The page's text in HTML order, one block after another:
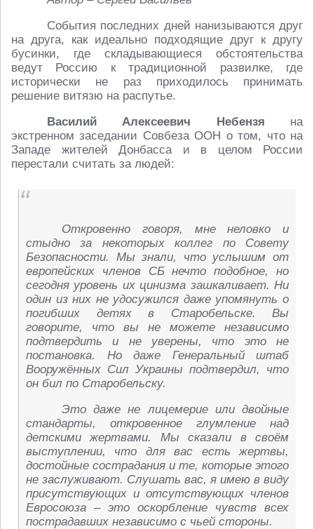
События последних дней нанизываются друг
на друга, как идеально подходящие друг к другу
бусинки, где складывающиеся обстоятельства
ведут Россию к традиционной развилке, где
исторически не раз приходилось принимать
решение витязю на распутье.
Василий Алексеевич Небензя на
экстренном заседании Совбеза ООН о том, что на
Западе жителей Донбасса и в целом России
перестали считать за людей:
Откровенно говоря, мне неловко и
стыдно за некоторых коллег по Совету
Безопасности. Мы знали, что услышим от
европейских членов СБ нечто подобное, но
сегодня уровень их цинизма зашкаливает. Ни
один из них не удосужился даже упомянуть о
погибших детях в Старобельске. Вы
говорите, что вы не можете независимо
подтвердить и не уверены, что это не
постановка. Но даже Генеральный штаб
Вооружённых Сил Украины подтвердил, что
он бил по Старобельску.
Это даже не лицемерие или двойные
стандарты, откровенное глумление над
детскими жертвами. Мы сказали в своём
выступлении, что для вас есть жертвы,
достойные сострадания и те, которые этого
не заслуживают. Слушать вас, я имею в виду
присутствующих и отсутствующих членов
Евросоюза – это оскорбление чувств всех
пострадавших независимо с чьей стороны.